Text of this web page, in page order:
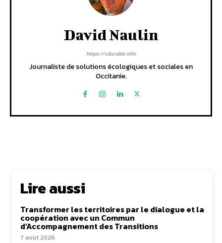
David Naulin
https://cdurable.info
Journaliste de solutions écologiques et sociales en
Occitanie.
Lire aussi
Transformer les territoires par le dialogue et la
coopération avec un Commun
d’Accompagnement des Transitions
7 août 2026